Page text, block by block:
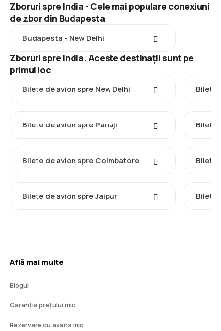
Zboruri spre India - Cele mai populare conexiuni
de zbor din Budapesta
Budapesta - New Delhi
Zboruri spre India. Aceste destinații sunt pe
primul loc
Bilete de avion spre New Delhi Bilete
Bilete de avion spre Panaji Bilete
Bilete de avion spre Coimbatore Bilete
Bilete de avion spre Jaipur Bilete
Află mai multe
Blogul
Garanția prețului mic
Rezervare cu avans mic